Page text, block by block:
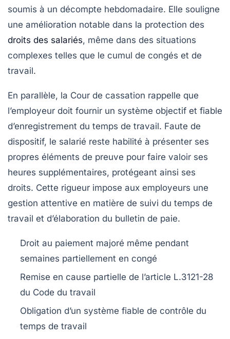
soumis à un décompte hebdomadaire. Elle souligne
une amélioration notable dans la protection des
droits des salariés, même dans des situations
complexes telles que le cumul de congés et de
travail.
En parallèle, la Cour de cassation rappelle que
l’employeur doit fournir un système objectif et fiable
d’enregistrement du temps de travail. Faute de
dispositif, le salarié reste habilité à présenter ses
propres éléments de preuve pour faire valoir ses
heures supplémentaires, protégeant ainsi ses
droits. Cette rigueur impose aux employeurs une
gestion attentive en matière de suivi du temps de
travail et d’élaboration du bulletin de paie.
Droit au paiement majoré même pendant
semaines partiellement en congé
Remise en cause partielle de l’article L.3121-28
du Code du travail
Obligation d’un système fiable de contrôle du
temps de travail